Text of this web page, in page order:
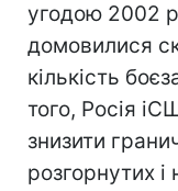
угодою 2002
домовилися
кількість
того, Росія
знизити
розгорнутих і